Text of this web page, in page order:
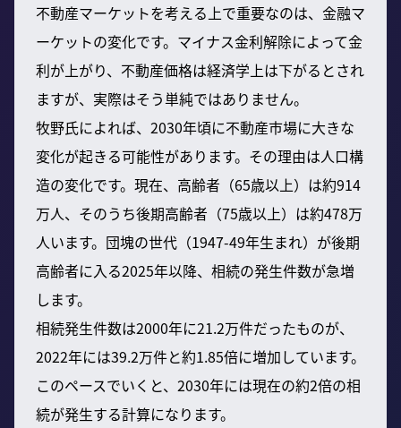
不動産マーケットを考える上で重要なのは、金融マ
ーケットの変化です。マイナス金利解除によって金
利が上がり、不動産価格は経済学上は下がるとされ
ますが、実際はそう単純ではありません。
牧野氏によれば、2030年頃に不動産市場に大きな
変化が起きる可能性があります。その理由は人口構
造の変化です。現在、高齢者（65歳以上）は約914
万人、そのうち後期高齢者（75歳以上）は約478万
人います。団塊の世代（1947-49年生まれ）が後期
高齢者に入る2025年以降、相続の発生件数が急増
します。
相続発生件数は2000年に21.2万件だったものが、
2022年には39.2万件と約1.85倍に増加しています。
このペースでいくと、2030年には現在の約2倍の相
続が発生する計算になります。